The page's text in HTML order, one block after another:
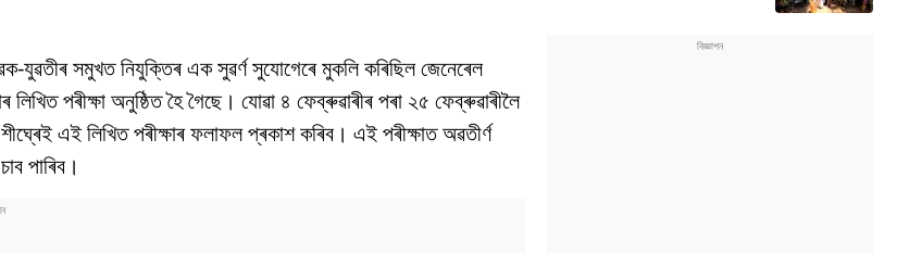
যুৱতীৰ সমুখত নিযুক্তিৰ এক সুৱৰ্ণ সুযোগেৰে মুকলি কৰিছিল জেনেৰেল
পৰীক্ষা অনুষ্ঠিত হৈ গৈছে। যোৱা ৪ ফেব্ৰুৱাৰীৰ পৰা ২৫ ফেব্ৰুৱাৰীলৈ
এই লিখিত পৰীক্ষাৰ ফলাফল প্ৰকাশ কৰিব। এই পৰীক্ষাত অৱতীৰ্ণ
পাৰিব।